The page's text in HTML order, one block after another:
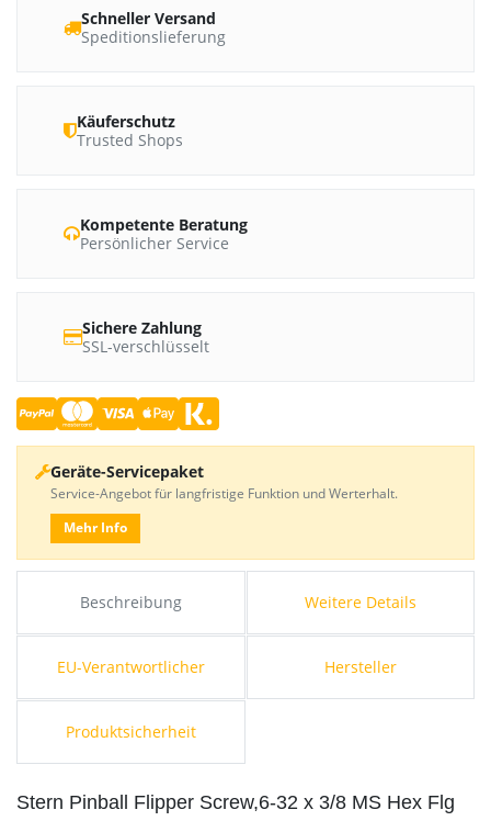
Beschreibung Weitere Details
EU-Verantwortlicher Hersteller
Produktsicherheit
Stern Pinball Flipper Screw,6-32 x 3/8 MS Hex Flg
Schneller Versand
Speditionslieferung
Käuferschutz
Trusted Shops
Kompetente Beratung
Persönlicher Service
Sichere Zahlung
SSL-verschlüsselt
Geräte-Servicepaket
Service-Angebot für langfristige Funktion und Werterhalt.
Mehr Info